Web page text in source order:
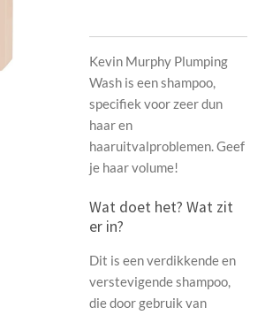
Kevin Murphy Plumping
Wash is een shampoo,
specifiek voor zeer dun
haar en
haaruitvalproblemen. Geef
je haar volume!
Wat doet het? Wat zit
er in?
Dit is een verdikkende en
verstevigende shampoo,
die door gebruik van